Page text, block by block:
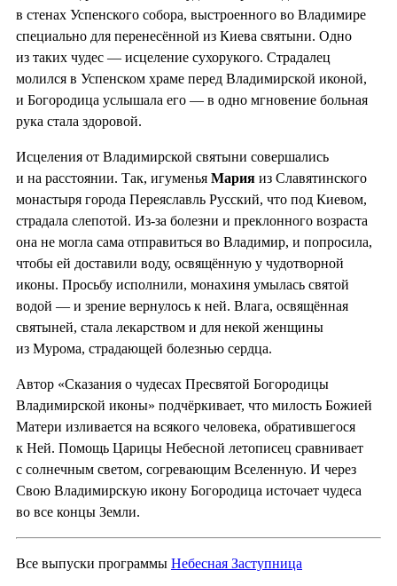
в стенах Успенского собора, выстроенного во Владимире
специально для перенесённой из Киева святыни. Одно
из таких чудес — исцеление сухорукого. Страдалец
молился в Успенском храме перед Владимирской иконой,
и Богородица услышала его — в одно мгновение больная
рука стала здоровой.
Исцеления от Владимирской святыни совершались
и на расстоянии. Так, игуменья Мария из Славятинского
монастыря города Переяславль Русский, что под Киевом,
страдала слепотой. Из-за болезни и преклонного возраста
она не могла сама отправиться во Владимир, и попросила,
чтобы ей доставили воду, освящённую у чудотворной
иконы. Просьбу исполнили, монахиня умылась святой
водой — и зрение вернулось к ней. Влага, освящённая
святыней, стала лекарством и для некой женщины
из Мурома, страдающей болезнью сердца.
Автор «Сказания о чудесах Пресвятой Богородицы
Владимирской иконы» подчёркивает, что милость Божией
Матери изливается на всякого человека, обратившегося
к Ней. Помощь Царицы Небесной летописец сравнивает
с солнечным светом, согревающим Вселенную. И через
Свою Владимирскую икону Богородица источает чудеса
во все концы Земли.
Все выпуски программы Небесная Заступница